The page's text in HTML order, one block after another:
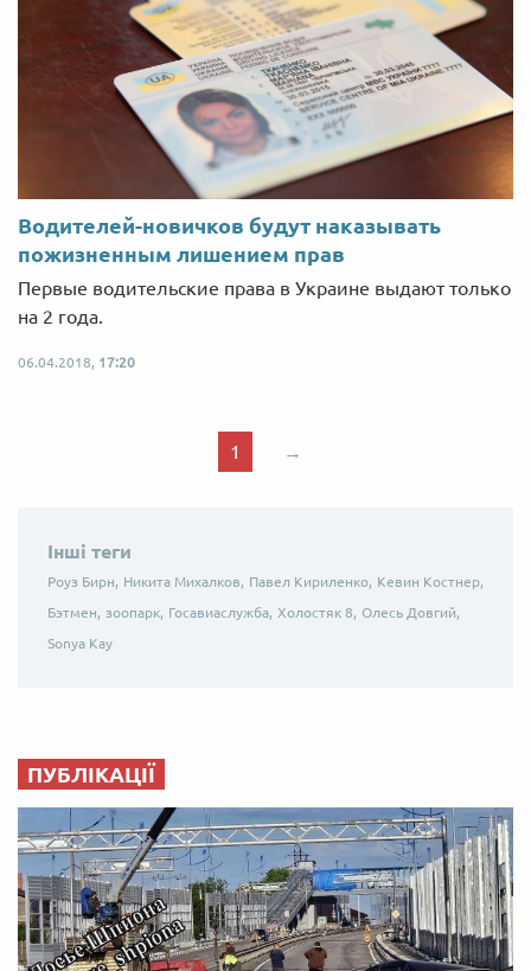
Водителей-новичков будут наказывать
пожизненным лишением прав
Первые водительские права в Украине выдают только
на 2 года.
06.04.2018, 17:20
1 →
Інші теги
Роуз Бирн, Никита Михалков, Павел Кириленко, Кевин Костнер,
Бэтмен, зоопарк, Госавиаслужба, Холостяк 8, Олесь Довгий,
Sonya Kay
ПУБЛІКАЦІЇ